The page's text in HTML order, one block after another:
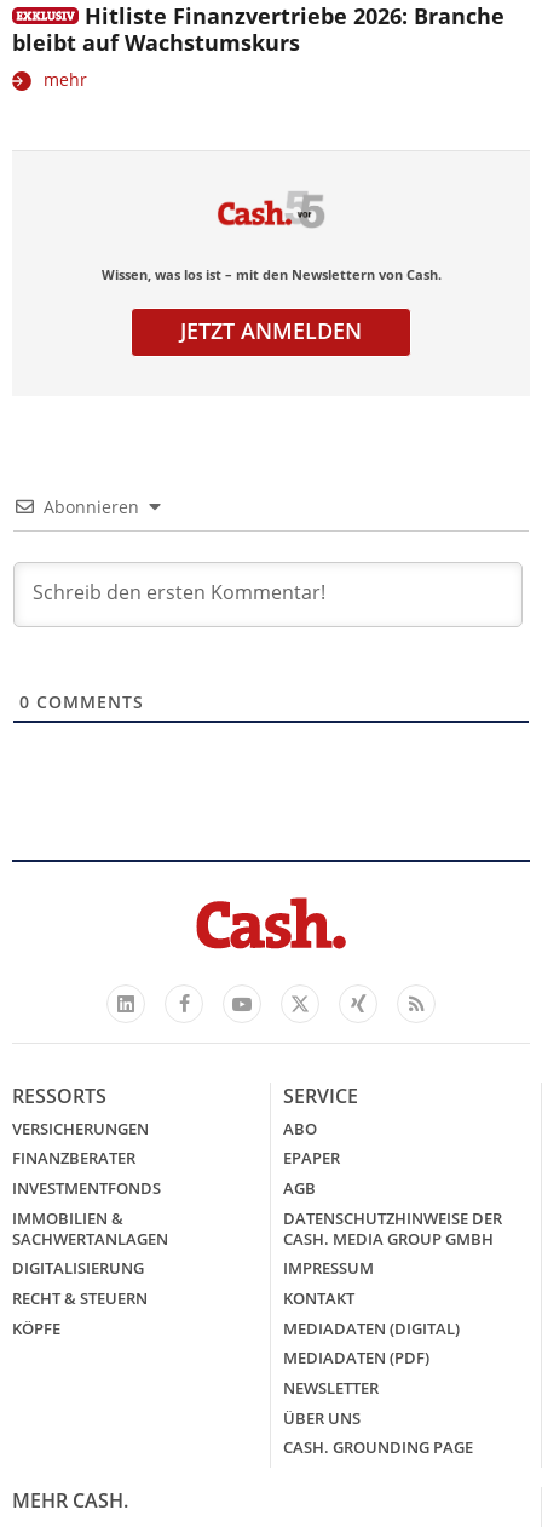
Hitliste Finanzvertriebe 2026: Branche
bleibt auf Wachstumskurs
mehr
Wissen, was los ist – mit den Newslettern von Cash.
JETZT ANMELDEN
Abonnieren
0 COMMENTS
LinkedIn
FacebookYouTube
X
Xing Feed
RESSORTS
VERSICHERUNGEN
FINANZBERATER
INVESTMENTFONDS
IMMOBILIEN &
SACHWERTANLAGEN
DIGITALISIERUNG
RECHT & STEUERN
KÖPFE
SERVICE
ABO
EPAPER
AGB
DATENSCHUTZHINWEISE DER
CASH. MEDIA GROUP GMBH
IMPRESSUM
KONTAKT
MEDIADATEN (DIGITAL)
MEDIADATEN (PDF)
NEWSLETTER
ÜBER UNS
CASH. GROUNDING PAGE
MEHR CASH.